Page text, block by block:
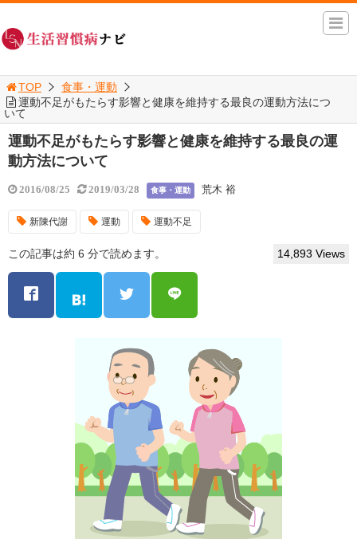
TOP
食事・運動
運動不足がもたらす影響と健康を維持する最良の運動方法につ
いて
運動不足がもたらす影響と健康を維持する最良の運
動方法について
2016/08/25 2019/03/28 食事・運動 荒木 裕
新陳代謝 運動 運動不足
この記事は約 6 分で読めます。 14,893 Views